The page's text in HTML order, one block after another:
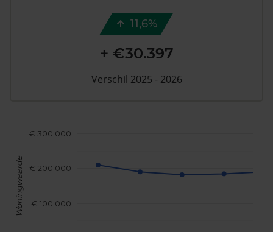
€ 100.000
€ 200.000
€ 300.000
Woningwaarde
11,6%
+ €30.397
Verschil 2025 - 2026